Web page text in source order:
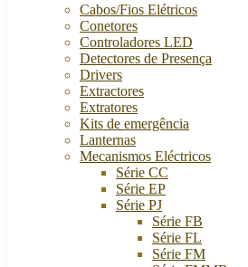
Cabos/Fios Elétricos
Conetores
Controladores LED
Detectores de Presença
Drivers
Extractores
Extratores
Kits de emergência
Lanternas
Mecanismos Eléctricos
Série CC
Série EP
Série PJ
Série FB
Série FL
Série FM